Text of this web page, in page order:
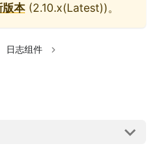
版本(2.10.x(Latest))。
日志组件